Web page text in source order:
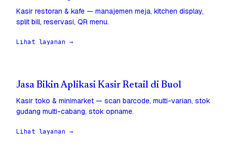
Kasir restoran & kafe — manajemen meja, kitchen display,
split bill, reservasi, QR menu.
Lihat layanan →
Jasa Bikin Aplikasi Kasir Retail di Buol
Kasir toko & minimarket — scan barcode, multi-varian, stok
gudang multi-cabang, stok opname.
Lihat layanan →